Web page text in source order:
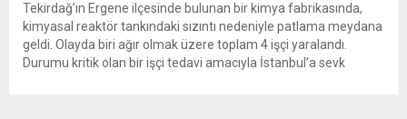
Tekirdağ’ın Ergene ilçesinde bulunan bir kimya fabrikasında,
kimyasal reaktör tankındaki sızıntı nedeniyle patlama meydana
geldi. Olayda biri ağır olmak üzere toplam 4 işçi yaralandı.
Durumu kritik olan bir işçi tedavi amacıyla İstanbul’a sevk